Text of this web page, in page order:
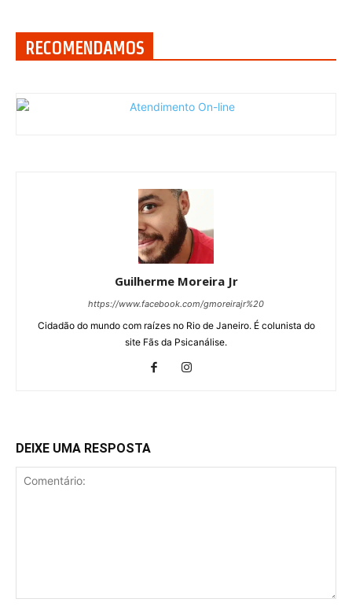
RECOMENDAMOS
Guilherme Moreira Jr
https://www.facebook.com/gmoreirajr%20
Cidadão do mundo com raízes no Rio de Janeiro. É colunista do
site Fãs da Psicanálise.
DEIXE UMA RESPOSTA